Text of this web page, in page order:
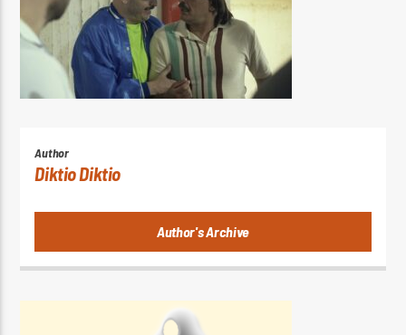
Author
Diktio Diktio
Author's Archive